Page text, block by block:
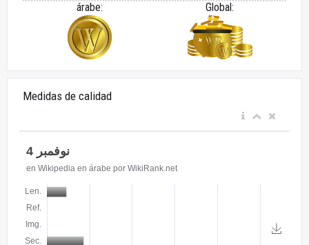
árabe:
Global:
Medidas de calidad